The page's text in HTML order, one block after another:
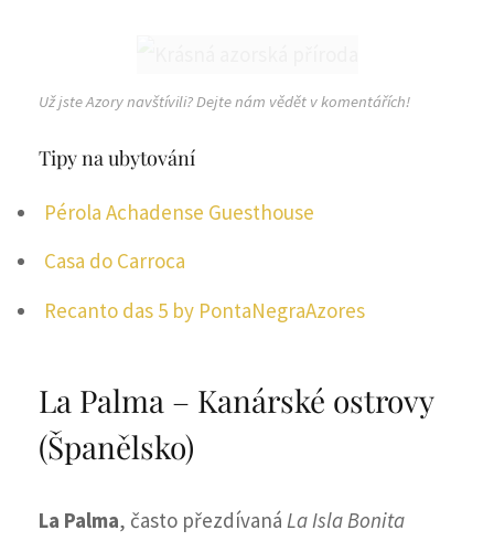
Už jste Azory navštívili? Dejte nám vědět v komentářích!
Tipy na ubytování
Pérola Achadense Guesthouse
Casa do Carroca
Recanto das 5 by PontaNegraAzores
La Palma – Kanárské ostrovy
(Španělsko)
La Palma, často přezdívaná La Isla Bonita